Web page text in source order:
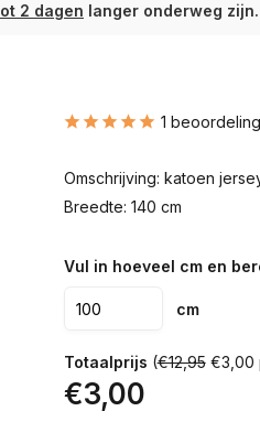
2 dagen langer onderweg
1 beoordeling
Omschrijving: katoen
Breedte: 140 cm
Vul in hoeveel cm en
cm
Totaalprijs (€12,95€3,00
€3,00